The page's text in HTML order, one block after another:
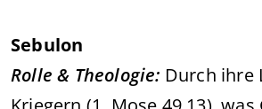
Sebulon
Rolle & Theologie: Durch ihre